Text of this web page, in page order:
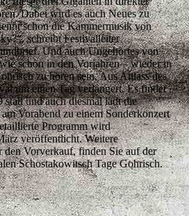
Dabei wird es auch Neues zu
schon die Kammermusik von
schreibt Festivalleiter
Und auch Ungehörtes von
schon in den Vorjahren – wieder in
zu hören sein. Aus Anlass des
um einen Tag verlängert. Es findet
und auch diesmal lädt die
Vorabend zu einem Sonderkonzert
Programm wird
veröffentlicht. Weitere
den Vorverkauf, finden Sie auf der
Schostakowitsch Tage Gohrisch.